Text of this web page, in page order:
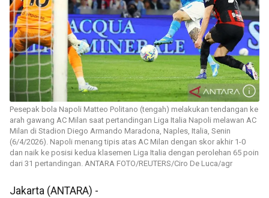
Pesepak bola Napoli Matteo Politano (tengah) melakukan tendangan ke
arah gawang AC Milan saat pertandingan Liga Italia Napoli melawan AC
Milan di Stadion Diego Armando Maradona, Naples, Italia, Senin
(6/4/2026). Napoli menang tipis atas AC Milan dengan skor akhir 1-0
dan naik ke posisi kedua klasemen Liga Italia dengan perolehan 65 poin
dari 31 pertandingan. ANTARA FOTO/REUTERS/Ciro De Luca/agr
Jakarta (ANTARA) -